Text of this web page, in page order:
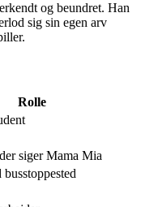
og beundret. Han
sig sin egen arv
Rolle
siger Mama Mia